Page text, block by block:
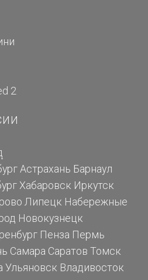
2
Астрахань Барнаул
Хабаровск Иркутск
Липецк Набережные
Новокузнецк
Пенза Пермь
Самара Саратов Томск
Ульяновск Владивосток